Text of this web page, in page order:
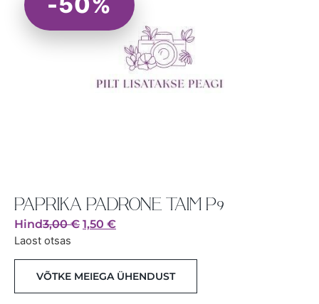
PAPRIKA PADRONE TAIM P9
Hind3,00€ 1,50 €
Laost otsas
VÕTKE MEIEGA ÜHENDUST